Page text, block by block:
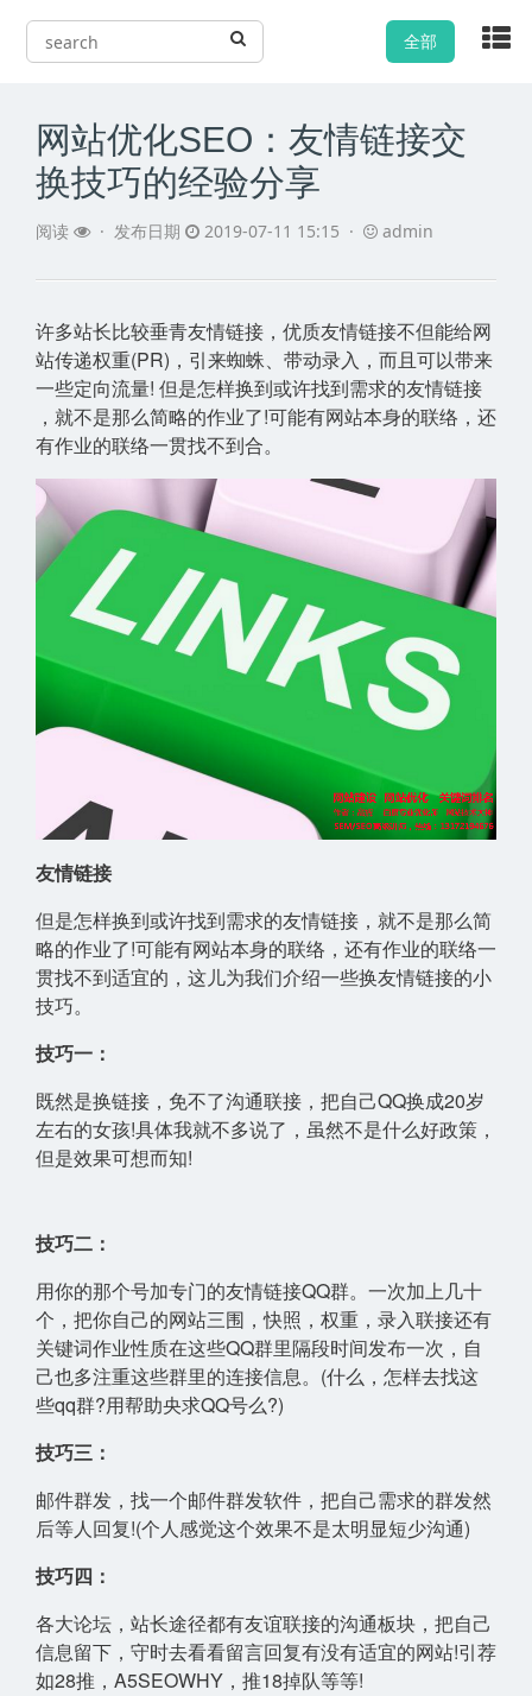
全部
网站优化SEO：友情链接交
换技巧的经验分享
阅读 · 发布日期 2019-07-11 15:15 · admin
许多站长比较垂青友情链接，优质友情链接不但能给网
站传递权重(PR)，引来蜘蛛、带动录入，而且可以带来
一些定向流量! 但是怎样换到或许找到需求的友情链接
，就不是那么简略的作业了!可能有网站本身的联络，还
有作业的联络一贯找不到合。
友情链接
但是怎样换到或许找到需求的友情链接，就不是那么简
略的作业了!可能有网站本身的联络，还有作业的联络一
贯找不到适宜的，这儿为我们介绍一些换友情链接的小
技巧。
技巧一：
既然是换链接，免不了沟通联接，把自己QQ换成20岁
左右的女孩!具体我就不多说了，虽然不是什么好政策，
但是效果可想而知!
技巧二：
用你的那个号加专门的友情链接QQ群。一次加上几十
个，把你自己的网站三围，快照，权重，录入联接还有
关键词作业性质在这些QQ群里隔段时间发布一次，自
己也多注重这些群里的连接信息。(什么，怎样去找这
些qq群?用帮助央求QQ号么?)
技巧三：
邮件群发，找一个邮件群发软件，把自己需求的群发然
后等人回复!(个人感觉这个效果不是太明显短少沟通)
技巧四：
各大论坛，站长途径都有友谊联接的沟通板块，把自己
信息留下，守时去看看留言回复有没有适宜的网站!引荐
如28推，A5SEOWHY，推18掉队等等!